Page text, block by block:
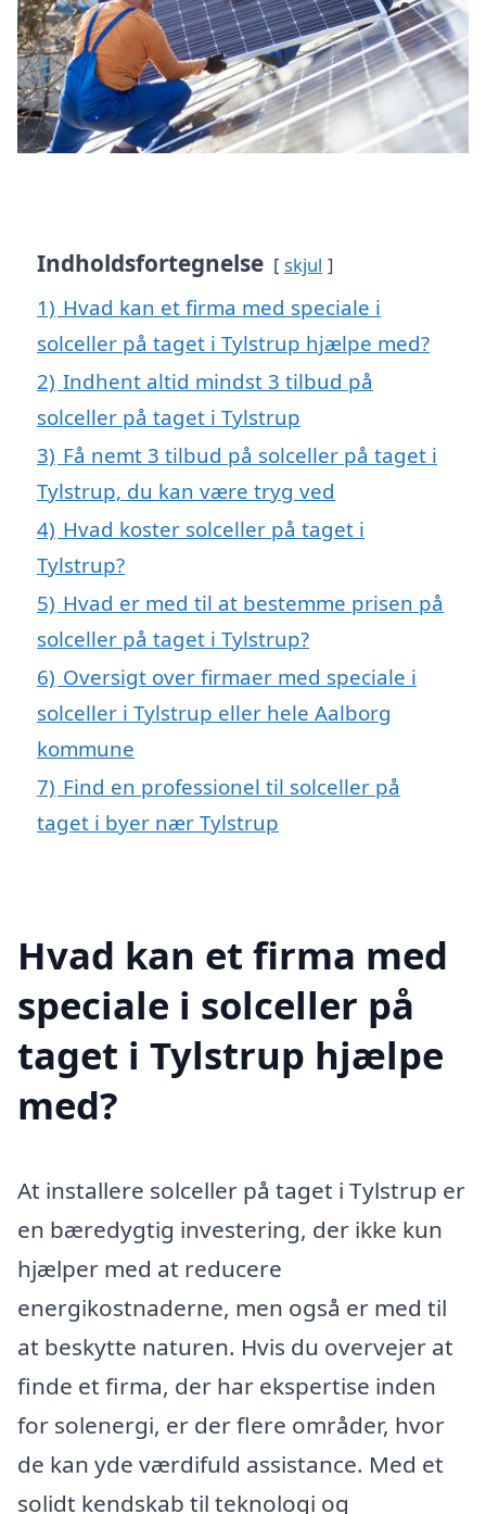
Indholdsfortegnelse skjul
1) Hvad kan et firma med speciale i
solceller på taget i Tylstrup hjælpe med?
2) Indhent altid mindst 3 tilbud på
solceller på taget i Tylstrup
3) Få nemt 3 tilbud på solceller på taget i
Tylstrup, du kan være tryg ved
4) Hvad koster solceller på taget i
Tylstrup?
5) Hvad er med til at bestemme prisen på
solceller på taget i Tylstrup?
6) Oversigt over firmaer med speciale i
solceller i Tylstrup eller hele Aalborg
kommune
7) Find en professionel til solceller på
taget i byer nær Tylstrup
Hvad kan et firma med
speciale i solceller på
taget i Tylstrup hjælpe
med?
At installere solceller på taget i Tylstrup er
en bæredygtig investering, der ikke kun
hjælper med at reducere
energikostnaderne, men også er med til
at beskytte naturen. Hvis du overvejer at
finde et firma, der har ekspertise inden
for solenergi, er der flere områder, hvor
de kan yde værdifuld assistance. Med et
solidt kendskab til teknologi og